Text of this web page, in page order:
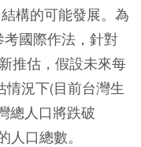
構的可能發展。為
國際作法，針對
推估，假設未來每
況下(目前台灣生
總人口將跌破
口總數。